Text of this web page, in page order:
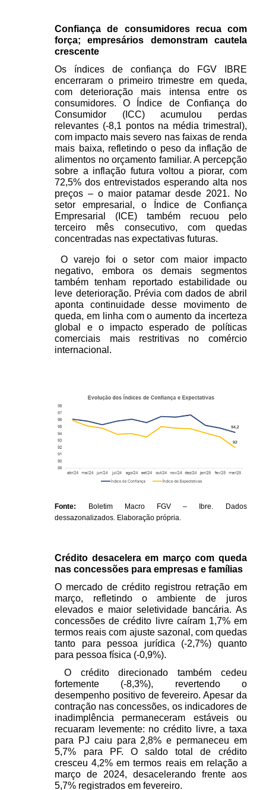
Confiança de consumidores recua com
força; empresários demonstram cautela
crescente
Os índices de confiança do FGV IBRE
encerraram o primeiro trimestre em queda,
com deterioração mais intensa entre os
consumidores. O Índice de Confiança do
Consumidor (ICC) acumulou perdas
relevantes (-8,1 pontos na média trimestral),
com impacto mais severo nas faixas de renda
mais baixa, refletindo o peso da inflação de
alimentos no orçamento familiar. A percepção
sobre a inflação futura voltou a piorar, com
72,5% dos entrevistados esperando alta nos
preços – o maior patamar desde 2021. No
setor empresarial, o Índice de Confiança
Empresarial (ICE) também recuou pelo
terceiro mês consecutivo, com quedas
concentradas nas expectativas futuras.
O varejo foi o setor com maior impacto
negativo, embora os demais segmentos
também tenham reportado estabilidade ou
leve deterioração. Prévia com dados de abril
aponta continuidade desse movimento de
queda, em linha com o aumento da incerteza
global e o impacto esperado de políticas
comerciais mais restritivas no comércio
internacional.
Fonte:
Boletim Macro FGV – Ibre. Dados
dessazonalizados. Elaboração própria.
Crédito desacelera em março com queda
nas concessões para empresas e famílias
O mercado de crédito registrou retração em
março, refletindo o ambiente de juros
elevados e maior seletividade bancária. As
concessões de crédito livre caíram 1,7% em
termos reais com ajuste sazonal, com quedas
tanto para pessoa jurídica (-2,7%) quanto
para pessoa física (-0,9%).
O crédito direcionado também cedeu
fortemente (-8,3%), revertendo o
desempenho positivo de fevereiro. Apesar da
contração nas concessões, os indicadores de
inadimplência permaneceram estáveis ou
recuaram levemente: no crédito livre, a taxa
para PJ caiu para 2,8% e permaneceu em
5,7% para PF. O saldo total de crédito
cresceu 4,2% em termos reais em relação a
março de 2024, desacelerando frente aos
5,7% registrados em fevereiro.